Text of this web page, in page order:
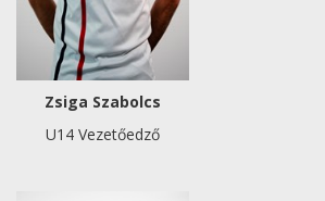
Zsiga Szabolcs
U14 Vezetőedző